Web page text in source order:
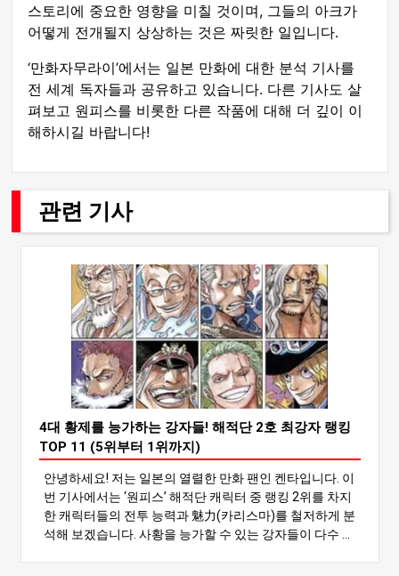
스토리에 중요한 영향을 미칠 것이며, 그들의 아크가
어떻게 전개될지 상상하는 것은 짜릿한 일입니다.
‘만화자무라이’에서는 일본 만화에 대한 분석 기사를
전 세계 독자들과 공유하고 있습니다. 다른 기사도 살
펴보고 원피스를 비롯한 다른 작품에 대해 더 깊이 이
해하시길 바랍니다!
관련 기사
4대 황제를 능가하는 강자들! 해적단 2호 최강자 랭킹
TOP 11 (5위부터 1위까지)
안녕하세요! 저는 일본의 열렬한 만화 팬인 켄타입니다. 이
번 기사에서는 ‘원피스’ 해적단 캐릭터 중 랭킹 2위를 차지
한 캐릭터들의 전투 능력과 魅力(카리스마)를 철저하게 분
석해 보겠습니다. 사황을 능가할 수 있는 강자들이 다수 등